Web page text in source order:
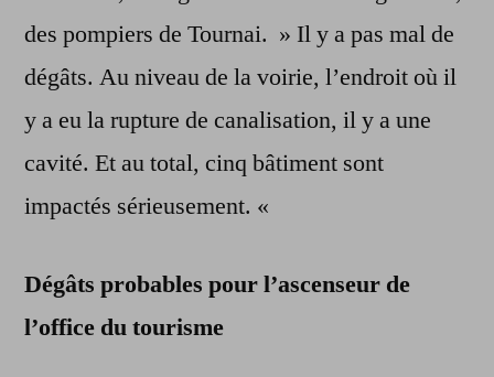
des pompiers de Tournai. » Il y a pas mal de
dégâts. Au niveau de la voirie, l’endroit où il
y a eu la rupture de canalisation, il y a une
cavité. Et au total, cinq bâtiment sont
impactés sérieusement. «
Dégâts probables pour l’ascenseur de
l’office du tourisme